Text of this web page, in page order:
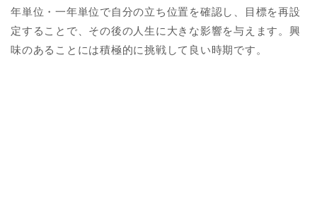
年単位・一年単位で自分の立ち位置を確認し、目標を再設
定することで、その後の人生に大きな影響を与えます。興
味のあることには積極的に挑戦して良い時期です。